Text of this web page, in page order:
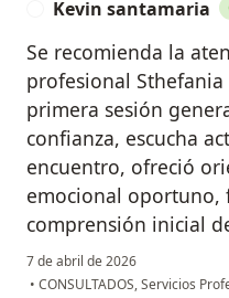
Kevin santamaria
Se recomienda la
profesional
primera sesión
confianza, escucha
encuentro, ofreció
emocional oportuno,
comprensión inicial
7 de abril de 2026
• CONSULTADOS, Servicios